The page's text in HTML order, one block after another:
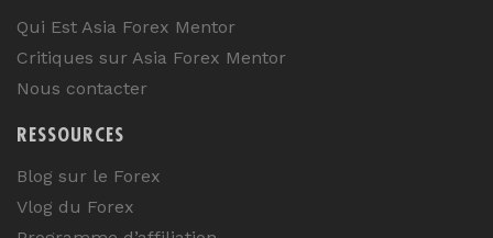
Qui Est Asia Forex Mentor
Critiques sur Asia Forex Mentor
Nous contacter
RESSOURCES
Blog sur le Forex
Vlog du Forex